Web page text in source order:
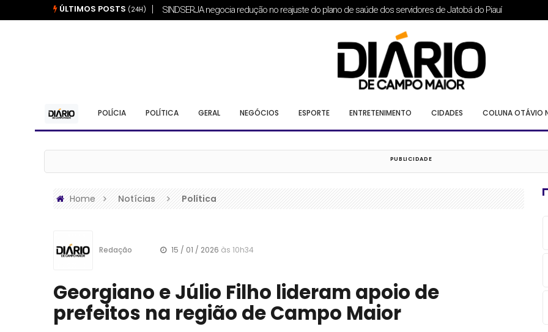
ÚLTIMOS POSTS (24H) Breno Macedo cumpre agenda em Campo Maior e anuncia adesão de Isnara Alves
POLÍCIA POLÍTICA GERAL NEGÓCIOS ESPORTE ENTRETENIMENTO CIDADES COLUNA OTÁVIO
Home Notícias Política
Redação 15 / 01 / 2026 às 10h34
Georgiano e Júlio Filho lideram apoio de
prefeitos na região de Campo Maior